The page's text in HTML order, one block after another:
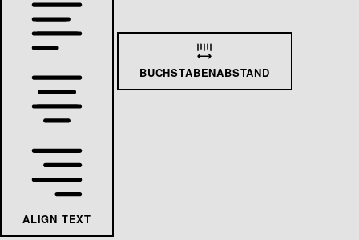
ALIGN TEXT
BUCHSTABENABSTAND